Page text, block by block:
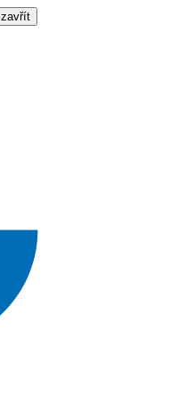
zavřít